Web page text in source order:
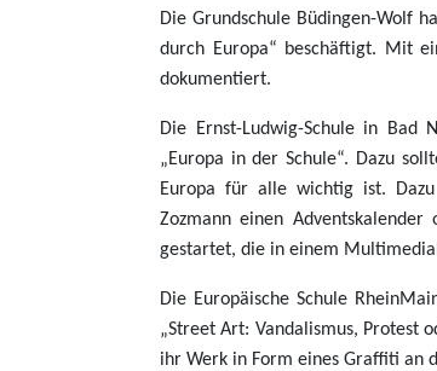
Die Grundschule Büdingen-Wolf
durch Europa“ beschäftigt. Mit
dokumentiert.
Die Ernst-Ludwig-Schule in
„Europa in der Schule“. Dazu
Europa für alle wichtig ist.
Zozmann einen
gestartet, die in einem
Die Europäische Schule
„Street Art: Vandalismus, Protest
ihr Werk in Form eines Graffiti an